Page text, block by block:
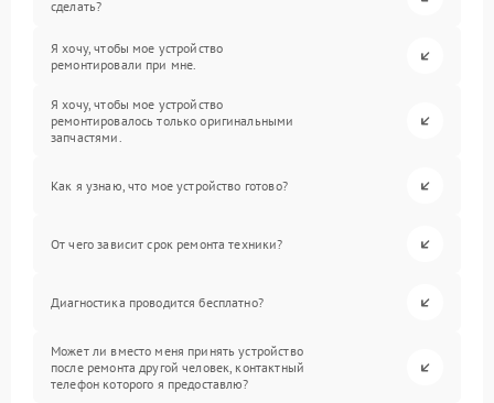
сделать?
Я хочу, чтобы мое устройство
ремонтировали при мне.
Я хочу, чтобы мое устройство
ремонтировалось только оригинальными
запчастями.
Как я узнаю, что мое устройство готово?
От чего зависит срок ремонта техники?
Диагностика проводится бесплатно?
Может ли вместо меня принять устройство
после ремонта другой человек, контактный
телефон которого я предоставлю?